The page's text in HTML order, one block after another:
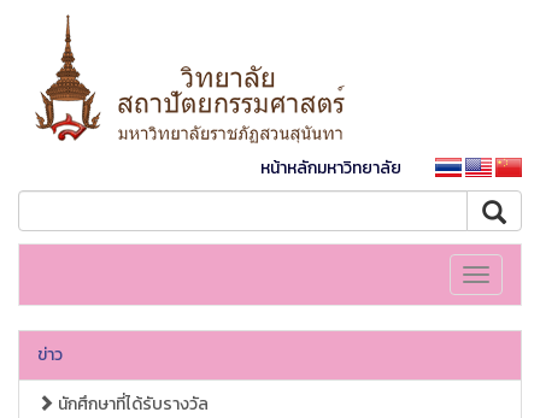
หน้าหลักมหาวิทยาลัย
Toggle
ข่าว
นักศึกษาที่ได้รับรางวัล